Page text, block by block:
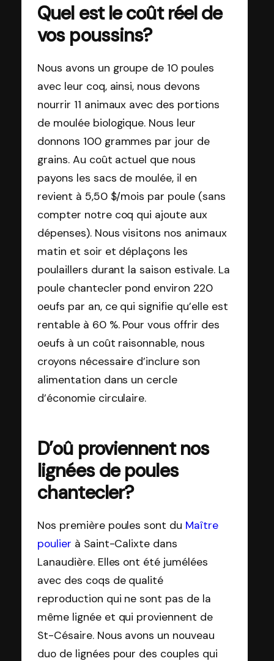
Quel est le coût réel de
vos poussins?
Nous avons un groupe de 10 poules
avec leur coq, ainsi, nous devons
nourrir 11 animaux avec des portions
de moulée biologique. Nous leur
donnons 100 grammes par jour de
grains. Au coût actuel que nous
payons les sacs de moulée, il en
revient à 5,50 $/mois par poule (sans
compter notre coq qui ajoute aux
dépenses). Nous visitons nos animaux
matin et soir et déplaçons les
poulaillers durant la saison estivale. La
poule chantecler pond environ 220
oeufs par an, ce qui signifie qu’elle est
rentable à 60 %. Pour vous offrir des
oeufs à un coût raisonnable, nous
croyons nécessaire d’inclure son
alimentation dans un cercle
d’économie circulaire.
D’oû proviennent nos
lignées de poules
chantecler?
Nos première poules sont du Maître
poulier à Saint-Calixte dans
Lanaudière. Elles ont été jumélées
avec des coqs de qualité
reproduction qui ne sont pas de la
même lignée et qui proviennent de
St-Césaire. Nous avons un nouveau
duo de lignées pour des couples qui